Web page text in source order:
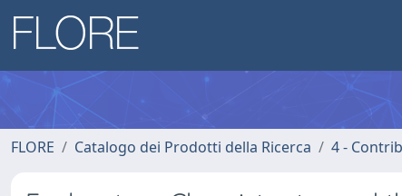
FLORE Catalogo dei Prodotti della Ricerca 4 -